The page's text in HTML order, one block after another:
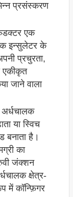
प्रसंस्करण
एक
इन्सुलेटर के
प्रचुरता,
एकीकृत
जाने वाला
या स्विच
बनाता है।
का
जंक्शन
क्षेत्र-
में कॉन्फ़िगर